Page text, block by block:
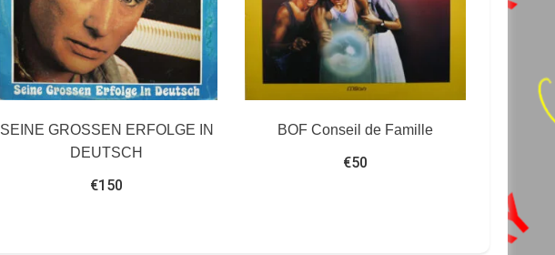
SEINE GROSSEN ERFOLGE IN
DEUTSCH
€150
BOF Conseil de Famille
€50